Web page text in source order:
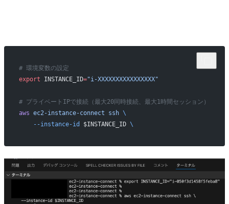
# 環境変数の設定
export INSTANCE_ID="i-XXXXXXXXXXXXXXXX"
# プライベートIPで接続（最大20同時接続、最大1時間セッション）
aws ec2-instance-connect ssh \
    --instance-id
$INSTANCE_ID \